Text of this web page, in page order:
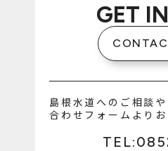
GET
島根水道へのご相談
合わせフォームより